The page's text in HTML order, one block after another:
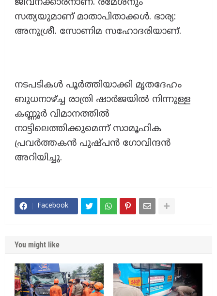
ജീവനക്കാരനാണ്. രമേശനും
സത്യയുമാണ് മാതാപിതാക്കൾ. ഭാര്യ:
അനുശ്രീ. സോണിമ സഹോദരിയാണ്.
നടപടികൾ പൂർത്തിയാക്കി മൃതദേഹം
ബുധനാഴ്ച്ച രാത്രി ഷാർജയിൽ നിന്നുള്ള
കണ്ണൂർ വിമാനത്തിൽ
നാട്ടിലെത്തിക്കുമെന്ന് സാമൂഹിക
പ്രവർത്തകൻ പുഷ്പൻ ഗോവിന്ദൻ
അറിയിച്ചു.
Facebook
You might like